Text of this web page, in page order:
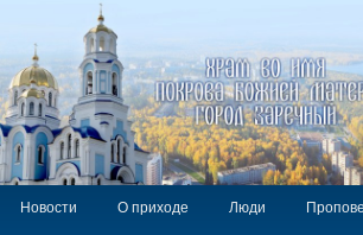
Храм Покрова
Заречный
Главное
Перейти
Новости О приходе Люди